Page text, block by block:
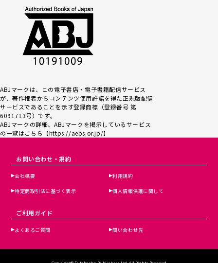
ABJマークは、この電子書店・電子書籍配信サービス
が、著作権者からコンテンツ使用許諾を得た正規版配信
サービスであるこ とを示す登録商標（登録番号 第
6091713号）です。
ABJマークの詳細、ABJマークを掲示しているサービス
の一覧はこちら【https://aebs.or.jp/】
お問い合わせ・規約
会社概要 利用規約
特定商取引法に基づく表示 個人情報保護に関して
ご利用ガイド
よくあるご質問 問い合わせ先